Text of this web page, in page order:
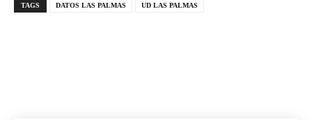
TAGS DATOS LAS PALMAS UD LAS PALMAS